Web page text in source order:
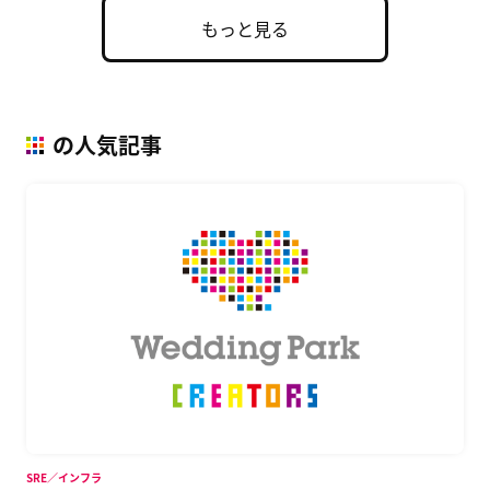
もっと見る
の人気記事
SRE／インフラ